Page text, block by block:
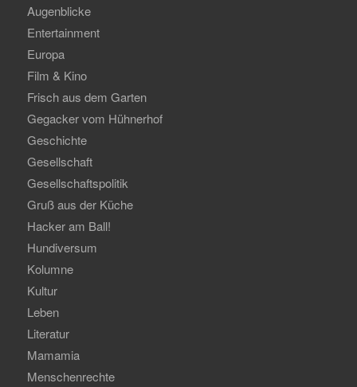
Augenblicke
Entertainment
Europa
Film & Kino
Frisch aus dem Garten
Gegacker vom Hühnerhof
Geschichte
Gesellschaft
Gesellschaftspolitik
Gruß aus der Küche
Hacker am Ball!
Hundiversum
Kolumne
Kultur
Leben
Literatur
Mamamia
Menschenrechte